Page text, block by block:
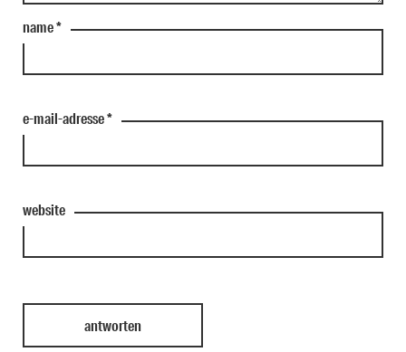
name*
e-mail-adresse*
website